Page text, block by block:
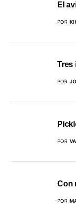
El
POR
Tres
POR
POR
Con
POR